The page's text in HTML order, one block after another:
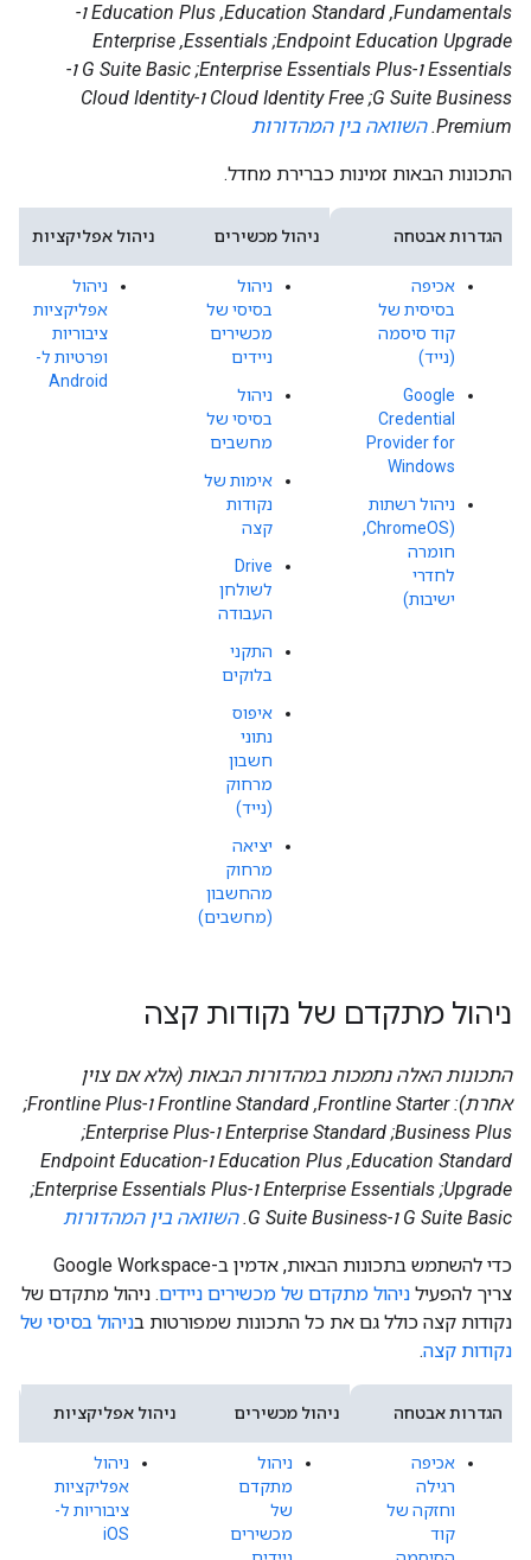
Fundamentals,‏ Education Standard,‏ Education Plus ו-
Endpoint Education Upgrade;‏ Essentials,‏ Enterprise
Essentials ו-Enterprise Essentials Plus;‏ G Suite Basic ו-
G Suite Business;‏ Cloud Identity Free ו-Cloud Identity
Premium. השוואה בין המהדורות
התכונות הבאות זמינות כברירת מחדל.
הגדרות אבטחה ניהול מכשירים ניהול אפליקציות
אכיפה
בסיסית של
קוד סיסמה
(נייד)
Google
Credential
Provider for
Windows
ניהול רשתות
(ChromeOS,
חומרה
לחדרי
ישיבות)
ניהול
בסיסי של
מכשירים
ניידים
ניהול
בסיסי של
מחשבים
אימות של
נקודות
קצה
Drive
לשולחן
העבודה
התקני
בלוקים
איפוס
נתוני
חשבון
מרחוק
(נייד)
יציאה
מרחוק
מהחשבון
(מחשבים)
ניהול
אפליקציות
ציבוריות
ופרטיות ל-
Android
ניהול מתקדם של נקודות קצה
התכונות האלה נתמכות במהדורות הבאות (אלא אם צוין
אחרת): Frontline Starter,‏ Frontline Standard ו-Frontline Plus;‏
Business Plus;‏ Enterprise Standard ו-Enterprise Plus;‏
Education Standard,‏ Education Plus ו-Endpoint Education
Upgrade;‏ Enterprise Essentials ו-Enterprise Essentials Plus;‏
G Suite Basic ו-G Suite Business.
השוואה בין המהדורות
כדי להשתמש בתכונות הבאות, אדמין ב-Google Workspace
צריך להפעיל ניהול מתקדם של מכשירים ניידים. ניהול מתקדם של
נקודות קצה כולל גם את כל התכונות שמפורטות בניהול בסיסי של
נקודות קצה.
הגדרות אבטחה ניהול מכשירים ניהול אפליקציות
אכיפה
רגילה
וחזקה של
קוד
ניהול
מתקדם
של
מכשירים
ניהול
אפליקציות
ציבוריות ל-
iOS